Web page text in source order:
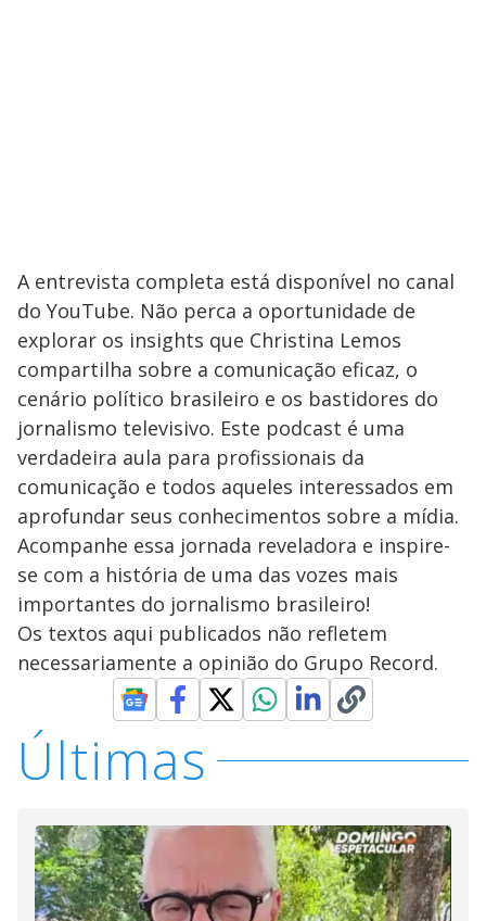
A entrevista completa está disponível no canal
do YouTube. Não perca a oportunidade de
explorar os insights que Christina Lemos
compartilha sobre a comunicação eficaz, o
cenário político brasileiro e os bastidores do
jornalismo televisivo. Este podcast é uma
verdadeira aula para profissionais da
comunicação e todos aqueles interessados em
aprofundar seus conhecimentos sobre a mídia.
Acompanhe essa jornada reveladora e inspire-
se com a história de uma das vozes mais
importantes do jornalismo brasileiro!
Os textos aqui publicados não refletem
necessariamente a opinião do Grupo Record.
Últimas